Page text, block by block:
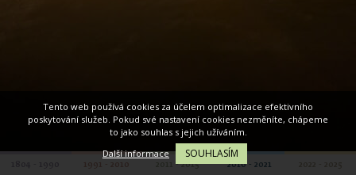
2011 - 2015 2016 - 2021
Tento web používá cookies za účelem optimalizace efektivního
poskytování služeb. Pokud své nastavení cookies nezměníte, chápeme
to jako souhlas s jejich užíváním.
Další informace
SOUHLASÍM